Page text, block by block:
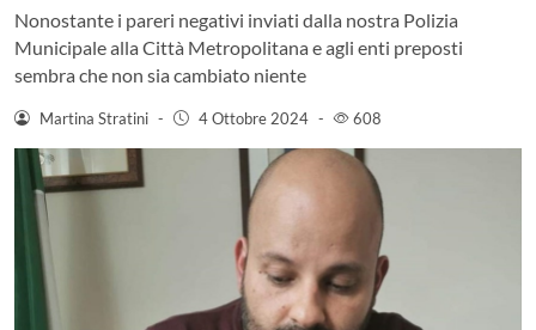
Nonostante i pareri negativi inviati dalla nostra Polizia
Municipale alla Città Metropolitana e agli enti preposti
sembra che non sia cambiato niente
Martina Stratini - 4 Ottobre 2024 - 608